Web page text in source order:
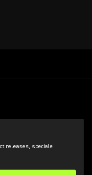
releases, speciale